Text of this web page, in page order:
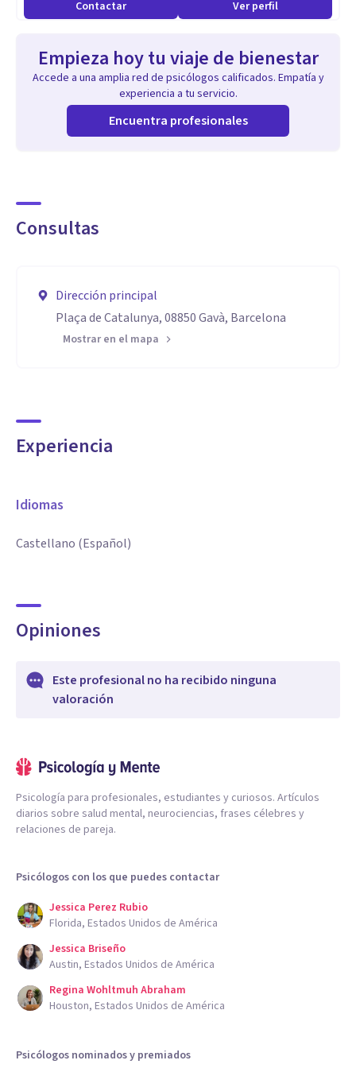
Contactar Ver perfil
Empieza hoy tu viaje de bienestar
Accede a una amplia red de psicólogos calificados. Empatía y
experiencia a tu servicio.
Encuentra profesionales
Consultas
Dirección principal
Plaça de Catalunya, 08850 Gavà, Barcelona
Mostrar en el mapa
Experiencia
Idiomas
Castellano (Español)
Opiniones
Este profesional no ha recibido ninguna
valoración
Psicología para profesionales, estudiantes y curiosos. Artículos
diarios sobre salud mental, neurociencias, frases célebres y
relaciones de pareja.
Psicólogos con los que puedes contactar
Jessica Perez Rubio
Florida, Estados Unidos de América
Jessica Briseño
Austin, Estados Unidos de América
Regina Wohltmuh Abraham
Houston, Estados Unidos de América
Psicólogos nominados y premiados